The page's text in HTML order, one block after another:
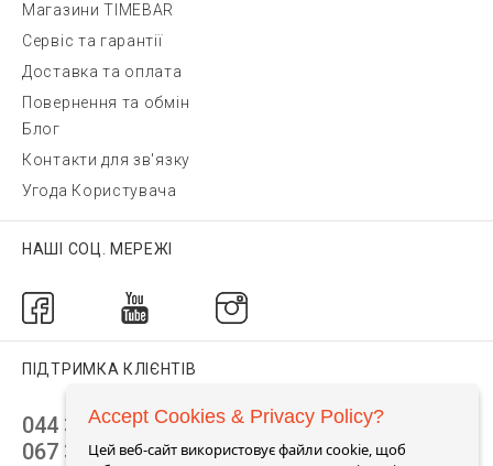
Магазини TIMEBAR
Сервіс та гарантії
Доставка та оплата
Повернення та обмін
Блог
Контакти для зв'язку
Угода Користувача
НАШІ СОЦ. МЕРЕЖІ
ПІДТРИМКА КЛІЄНТІВ
044 392 44 45
067 344 14 44 (viber)
Accept Cookies & Privacy Policy?
Цей веб-сайт використовує файли cookie, щоб